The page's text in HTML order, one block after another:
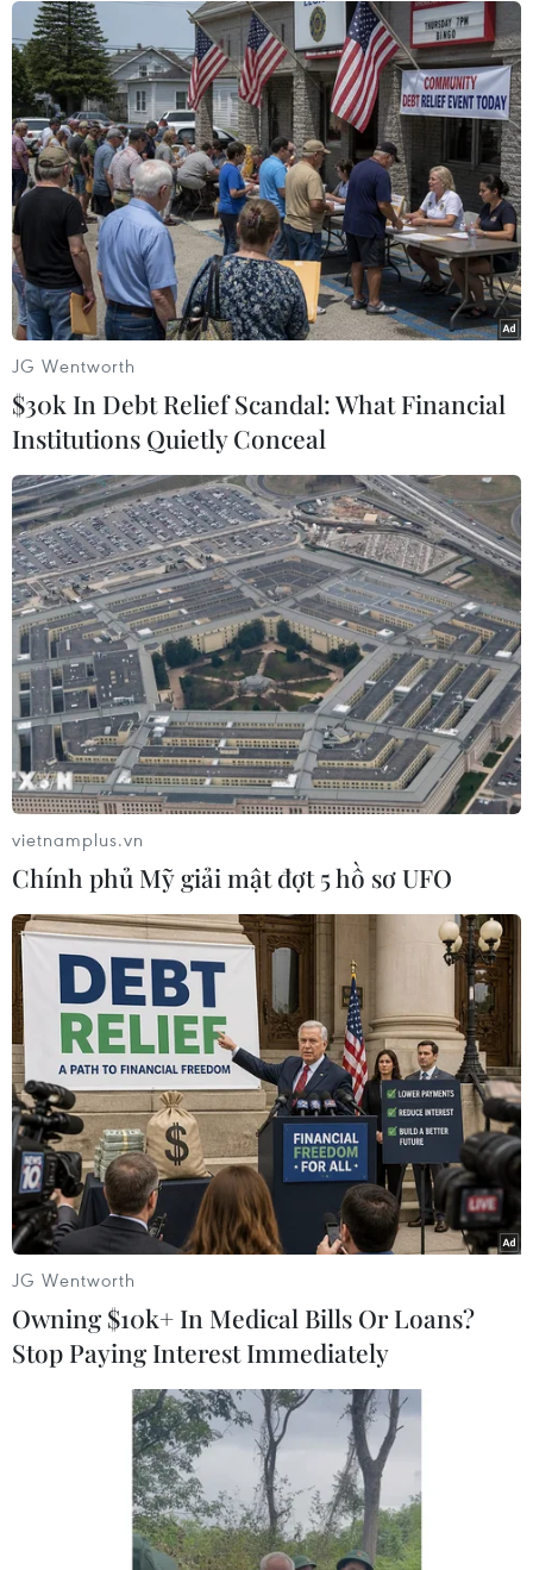
Lễ mít tinh kỷ niệm 49 năm ngày giải phóng quần đảo Trường
Sa 29/4/1975-29/4/2024 đã diễn ra tại thị trấn Trường Sa
(huyện Trường Sa, tỉnh Khánh Hoà) vào ngày 29/4. (Ảnh:
Vietnam+)
Tham dự lễ kỷ niệm có Chuẩn Đô đốc, Phó Chủ nhiệm Chính trị
Quân chủng Hải quân Phạm Văn Luyện, Phó Chủ nhiệm Ủy ban
Nhà nước về Người Việt Nam ở Nước ngoài (Bộ Ngoại giao)
Nguyễn Mạnh Đông cùng đoàn đại biểu trong nước, kiều bào
ta ở nước ngoài, quân và dân thị trấn Trường Sa. (Ảnh:
Vietnam+)
Trong khuôn khổ lễ mít tinh, quân và dân thị trấn Trường Sa đã
tiến hành diễu binh, diễu hành biểu dương lực lượng, khẳng
định quyết tâm bảo vệ toàn vẹn chủ quyền lãnh thổ của Tổ
quốc trên quần đảo Trường Sa. (Ảnh: Vietnam+
Rạng sáng ngày 14/4/1975, Quân chủng Hải quân đã bí mật
đổ bộ lên đảo Song Tử Tây. Sau 30 phút chiến đấu, đến 4 giờ
JG Wentworth
$30k In Debt Relief Scandal: What Financial
Institutions Quietly Conceal
vietnamplus.vn
Chính phủ Mỹ giải mật đợt 5 hồ sơ UFO
JG Wentworth
Owning $10k+ In Medical Bills Or Loans?
Stop Paying Interest Immediately